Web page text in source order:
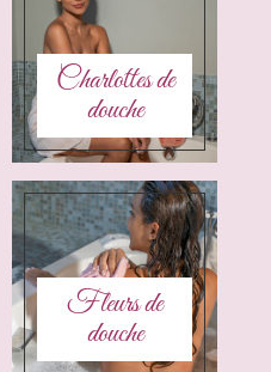
Charlottes de
douche
Fleurs de
douche